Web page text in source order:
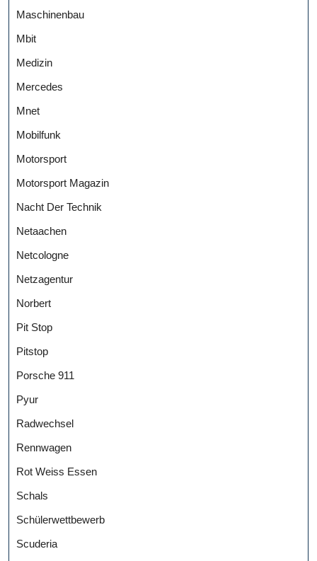
Maschinenbau
Mbit
Medizin
Mercedes
Mnet
Mobilfunk
Motorsport
Motorsport Magazin
Nacht Der Technik
Netaachen
Netcologne
Netzagentur
Norbert
Pit Stop
Pitstop
Porsche 911
Pyur
Radwechsel
Rennwagen
Rot Weiss Essen
Schals
Schülerwettbewerb
Scuderia